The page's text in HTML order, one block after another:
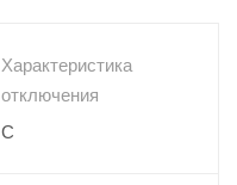
Характеристика
отключения
C